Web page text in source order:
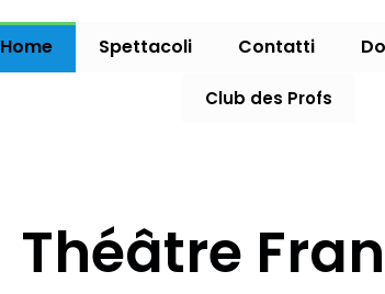
Home Spettacoli Contatti
Club des Profs
Théâtre